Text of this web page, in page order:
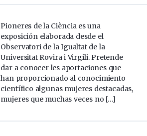
Pioneres de la Ciència es una
exposición elaborada desde el
Observatori de la Igualtat de la
Universitat Rovira i Virgili. Pretende
dar a conocer les aportaciones que
han proporcionado al conocimiento
científico algunas mujeres destacadas,
mujeres que muchas veces no […]